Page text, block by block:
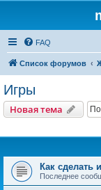
FAQ
Список форумов
Игры
Новая тема
Как сделать
Последнее